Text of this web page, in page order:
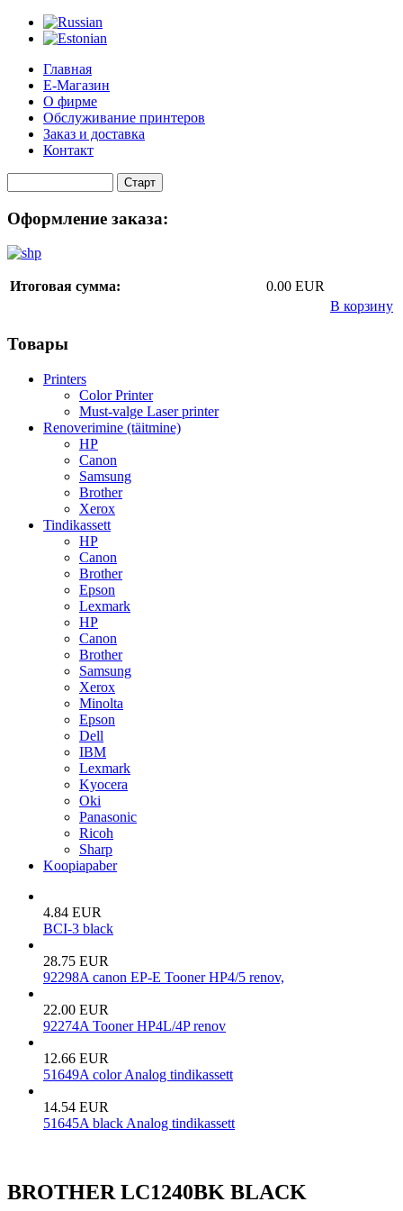
Главная
Е-Магазин
О фирме
Обслуживание принтеров
Заказ и доставка
Контакт
Оформление заказа:
Итоговая сумма:
0.00 EUR
В корзину
Товары
Printers
Color Printer
Must-valge Laser printer
Renoverimine (täitmine)
HP
Canon
Samsung
Brother
Xerox
Tindikassett
HP
Canon
Brother
Epson
Lexmark
HP
Canon
Brother
Samsung
Xerox
Minolta
Epson
Dell
IBM
Lexmark
Kyocera
Oki
Panasonic
Ricoh
Sharp
Koopiapaber
4.84 EUR
BCI-3 black
28.75 EUR
92298A canon EP-E Tooner HP4/5 renov,
22.00 EUR
92274A Tooner HP4L/4P renov
12.66 EUR
51649A color Analog tindikassett
14.54 EUR
51645A black Analog tindikassett
BROTHER LC1240BK BLACK